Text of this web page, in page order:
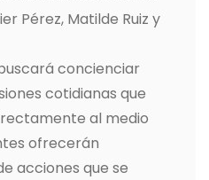
Pérez, Matilde Ruiz y
concienciar
cotidianas que
al medio
ofrecerán
acciones que se